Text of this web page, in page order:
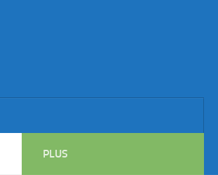
PLUS